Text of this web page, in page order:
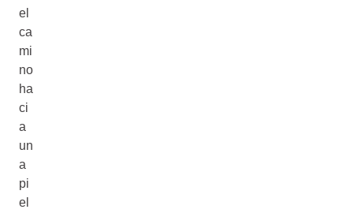
el
ca
mi
no
ha
ci
a
un
a
pi
el